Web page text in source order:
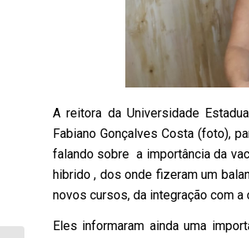
A reitora da Universidade
Fabiano Gonçalves Costa (foto),
falando sobre a importância da
hibrido , dos onde fizeram um
novos cursos, da integração com
Eles informaram ainda uma